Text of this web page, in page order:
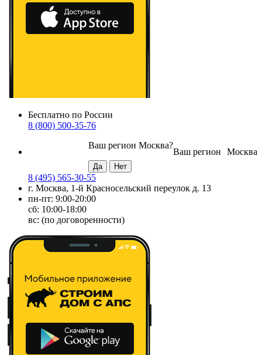
Бесплатно по России
8 (800) 500-35-76
Москва
Ваш регион
Ваш регион Москва?
8 (495) 565-30-55
г. Москва, 1-й Красносельский переулок д. 13
пн-пт: 9:00-20:00
сб: 10:00-18:00
вс: (по договоренности)